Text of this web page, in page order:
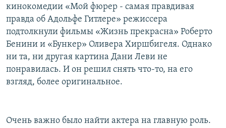
кинокомедии «Мой фюрер - самая правдивая
правда об Адольфе Гитлере» режиссера
подтолкнули фильмы «Жизнь прекрасна» Роберто
Бенини и «Бункер» Оливера Хиршбигеля. Однако
ни та, ни другая картина Дани Леви не
понравилась. И он решил снять что-то, на его
взгляд, более оригинальное.
Очень важно было найти актера на главную роль.